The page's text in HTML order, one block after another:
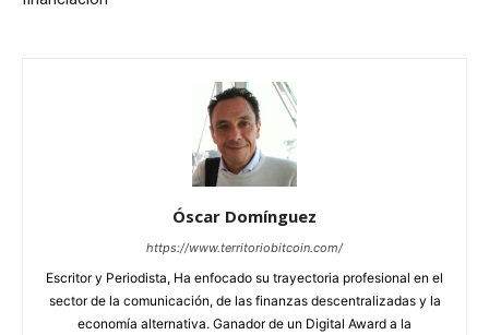
Óscar Domínguez
https://www.territoriobitcoin.com/
Escritor y Periodista, Ha enfocado su trayectoria profesional en el
sector de la comunicación, de las finanzas descentralizadas y la
economía alternativa. Ganador de un Digital Award a la